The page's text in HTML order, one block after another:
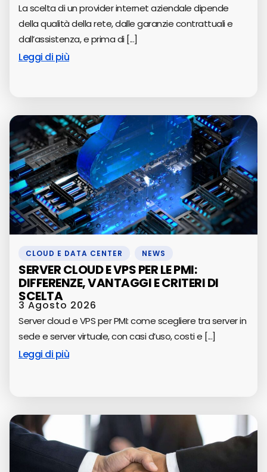
La scelta di un provider internet aziendale dipende
della qualità della rete, dalle garanzie contrattuali e
dall’assistenza, e prima di [...]
Leggi di più
CLOUD E DATA CENTER NEWS
SERVER CLOUD E VPS PER LE PMI:
DIFFERENZE, VANTAGGI E CRITERI DI
SCELTA
3 Agosto 2026
Server cloud e VPS per PMI: come scegliere tra server in
sede e server virtuale, con casi d’uso, costi e [...]
Leggi di più